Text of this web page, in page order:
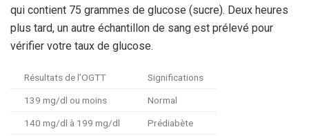
qui contient 75 grammes de glucose (sucre). Deux heures
plus tard, un autre échantillon de sang est prélevé pour
vérifier votre taux de glucose.
Résultats de l’OGTT Significations
139 mg/dl ou moins Normal
140 mg/dl à 199 mg/dl Prédiabète